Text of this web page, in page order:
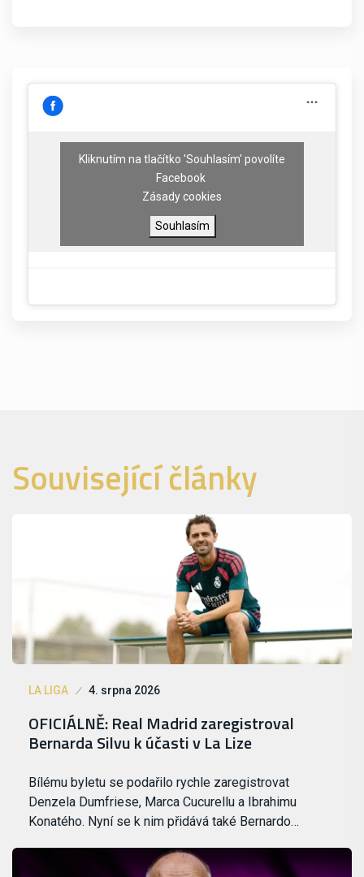
Kliknutím na tlačítko 'Souhlasím' povolíte
Facebook
Zásady cookies
Souhlasím
Související články
LA LIGA 4. srpna 2026
OFICIÁLNĚ: Real Madrid zaregistroval
Bernarda Silvu k účasti v La Lize
Bílému byletu se podařilo rychle zaregistrovat
Denzela Dumfriese, Marca Cucurellu a Ibrahimu
Konatého. Nyní se k nim přidává také Bernardo…